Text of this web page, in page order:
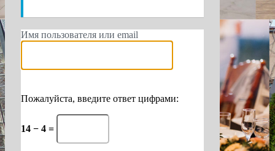
Имя пользователя или email
Пожалуйста, введите ответ цифрами:
14 − 4 =